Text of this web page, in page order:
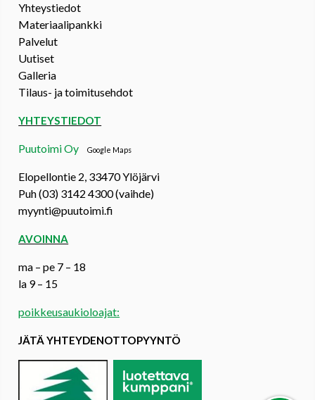
Yhteystiedot
Materiaalipankki
Palvelut
Uutiset
Galleria
Tilaus- ja toimitusehdot
YHTEYSTIEDOT
Puutoimi OyGoogle Maps
Elopellontie 2, 33470 Ylöjärvi
Puh (03) 3142 4300 (vaihde)
myynti@puutoimi.fi
AVOINNA
ma – pe 7 – 18
la 9 – 15
poikkeusaukioloajat:
JÄTÄ YHTEYDENOTTOPYYNTÖ